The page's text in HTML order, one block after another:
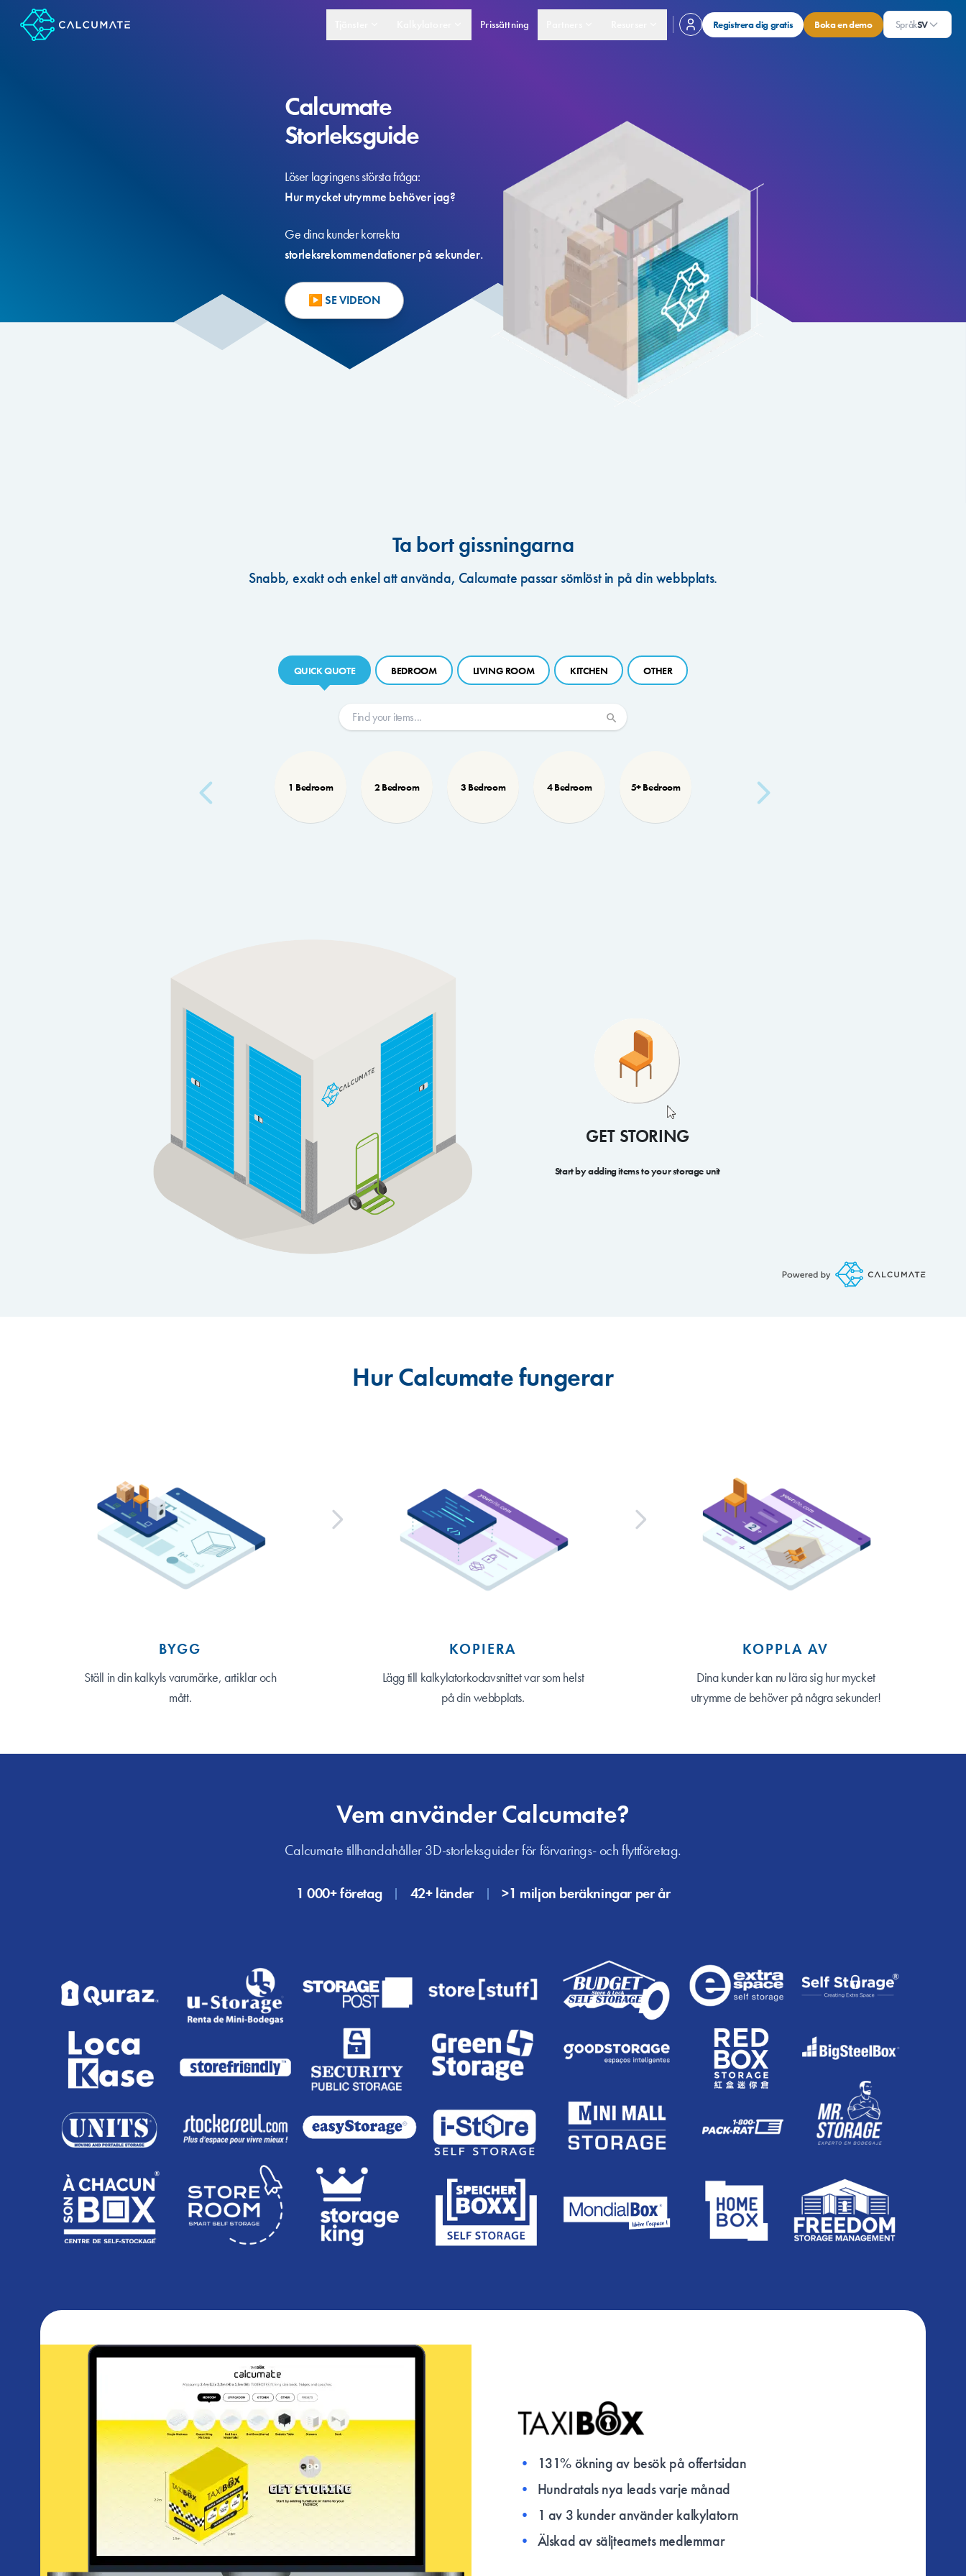
Prissättning Registrera dig gratis Boka en demo SpråkSV
Calcumate
Storleksguide
Löser lagringens största fråga:
Hur mycket utrymme behöver jag?
Ge dina kunder korrekta
storleksrekommendationer på sekunder.
▶ SE VIDEON
Ta bort gissningarna
Snabb, exakt och enkel att använda, Calcumate passar sömlöst in på din webbplats.
QUICK QUOTE BEDROOM LIVING ROOM KITCHEN OTHER
1 Bedroom 2 Bedroom 3 Bedroom 4 Bedroom 5+ Bedroom
GET STORING
Start by adding items to your storage unit
Hur Calcumate fungerar
BYGG
Ställ in din kalkyls varumärke, artiklar och
mått.
KOPIERA
Lägg till kalkylatorkodavsnittet var som helst
på din webbplats.
KOPPLA AV
Dina kunder kan nu lära sig hur mycket
utrymme de behöver på några sekunder!
Vem använder Calcumate?
Calcumate tillhandahåller 3D-storleksguider för förvarings- och flyttföretag.
1 000+ företag | 42+ länder | >1 miljon beräkningar per år
•
131% ökning av besök på offertsidan
•
Hundratals nya leads varje månad
•
1 av 3 kunder använder kalkylatorn
• Älskad av säljteamets medlemmar